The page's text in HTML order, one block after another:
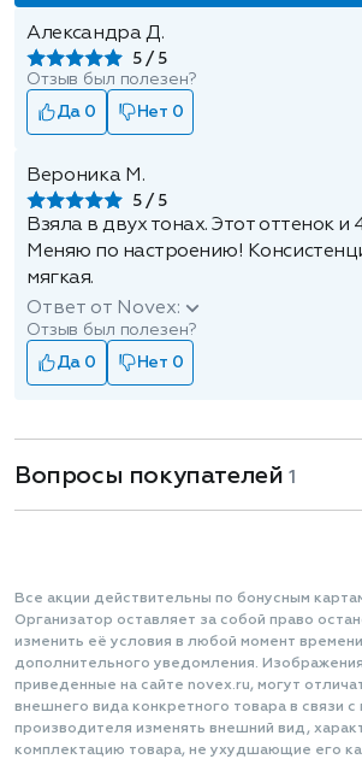
Александра Д.
5
Отзыв был полезен?
Да 0
Нет 0
Вероника М.
5
Взяла в двух тонах. Этот оттенок и
Меняю по настроению!
мягкая.
Ответ от Novex:
Отзыв был полезен?
Да 0
Нет 0
Вопросы покупателей 1
Все акции действительны по бонусным
Организатор оставляет за собой право
изменить её условия в любой момент
дополнительного уведомления.
приведенные на сайте novex.ru, могут
внешнего вида конкретного товара в связи с
производителя изменять внешний вид,
комплектацию товара, не ухудшающие его